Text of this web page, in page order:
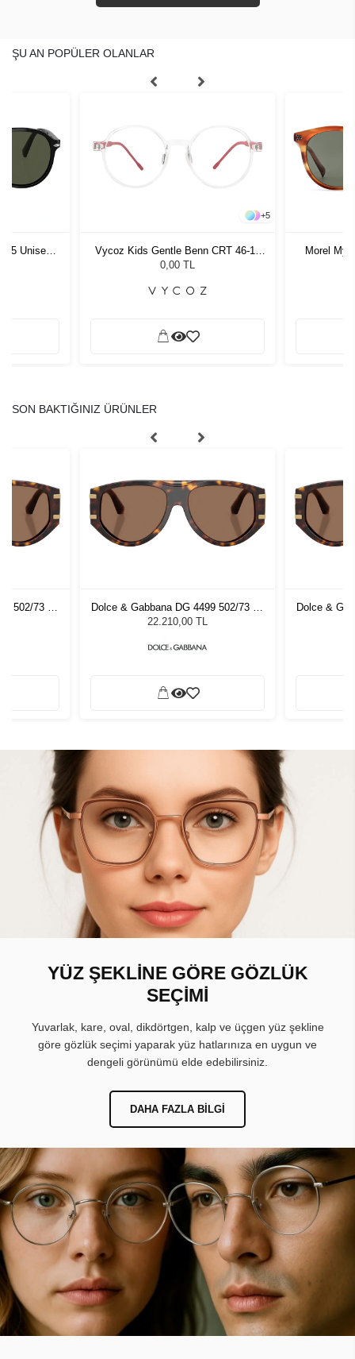
ŞU AN POPÜLER OLANLAR
+5
Vycoz Kids Gentle Benn CRT 46-17
135
0,00 TL
Morel Mylos 1. TD02 5021 Unisex
Güneş Gözlüğü
11.705,61 TL
Vycoz
SON BAKTIĞINIZ ÜRÜNLER
502/73 57
Dolce & Gabbana DG 4499 502/73 57
Kadın Güneş Gözlüğü
22.210,00 TL
Dolce &
YÜZ ŞEKLİNE GÖRE GÖZLÜK
SEÇİMİ
Yuvarlak, kare, oval, dikdörtgen, kalp ve üçgen yüz şekline
göre gözlük seçimi yaparak yüz hatlarınıza en uygun ve
dengeli görünümü elde edebilirsiniz.
DAHA FAZLA BILGI